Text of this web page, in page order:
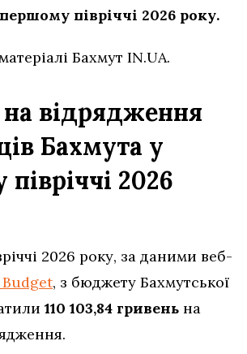
півріччі 2026 року.
Бахмут IN.UA.
відрядження
Бахмута у
2026
2026 року, за даними веб-
, з бюджету Бахмутської
110 103,84 гривень на